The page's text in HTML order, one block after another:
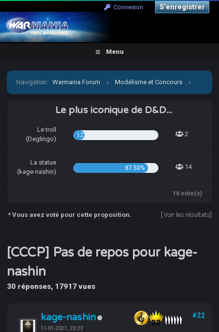
Connexion S’enregistrer
Menu
Navigation:Warmania Forum › Modélisme et Concours ›
Concours & défis [CCCP] Pas de repos pour kage-nashin
Le plus iconique de D&D...
Le troll
(Deglingo)
12.50% 2
La statue
(kage-nashin)
87.50% 14
16 vote(s)
* Vous avez voté pour cette proposition. Voir les résultats
[CCCP] Pas de repos pour kage-
nashin
30 réponses, 17917 vues
kage-nashin
11-01-2021, 23:23
#22